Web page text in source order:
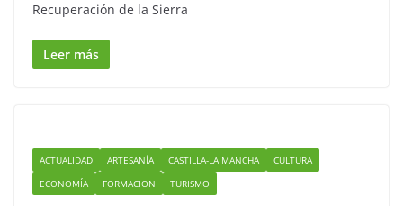
Recuperación de la Sierra
Leer más
ACTUALIDAD ARTESANÍA CASTILLA-LA MANCHA
CULTURA
ECONOMÍA
FORMACION TURISMO